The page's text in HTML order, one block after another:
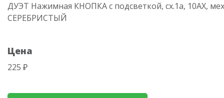
ДУЭТ Нажимная КНОПКА с подсветкой, сх.1а, 10АХ,
СЕРЕБРИСТЫЙ
Цена
225 ₽